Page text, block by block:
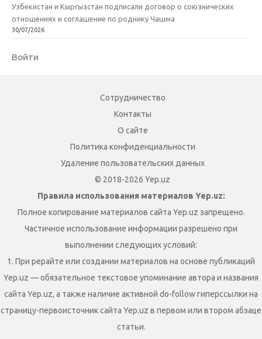
Узбекистан и Кыргызстан подписали договор о союзнических
отношениях и соглашение по роднику Чашма
30/07/2026
Войти
Сотрудничество
Контакты
О сайте
Политика конфиденциальности
Удаление пользовательских данных
© 2018-2026 Yep.uz
Правила использования материалов Yep.uz:
Полное копирование материалов сайта Yep.uz запрещено.
Частичное использование информации разрешено при
выполнении следующих условий:
1. При рерайте или создании материалов на основе публикаций
Yep.uz — обязательное текстовое упоминание автора и названия
сайта Yep.uz, а также наличие активной do-follow гиперссылки на
страницу-первоисточник сайта Yep.uz в первом или втором абзаце
статьи.